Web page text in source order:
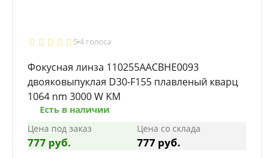
54 голоса
Фокусная линза 110255AACBHE0093
двояковыпуклая D30-F155 плавленый кварц
1064 nm 3000 W KM
Есть в наличии
Цена под заказ
777 руб.
Цена со склада
777 руб.